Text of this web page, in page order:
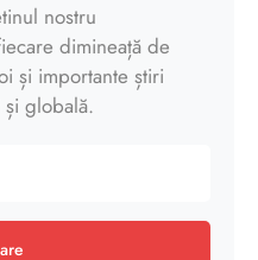
nostru
dimineață de
și importante știri
globală.